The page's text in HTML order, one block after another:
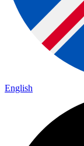
English